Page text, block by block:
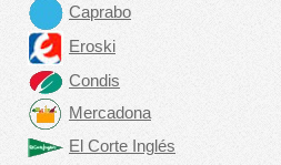
Caprabo
Eroski
Condis
Mercadona
El Corte Inglés